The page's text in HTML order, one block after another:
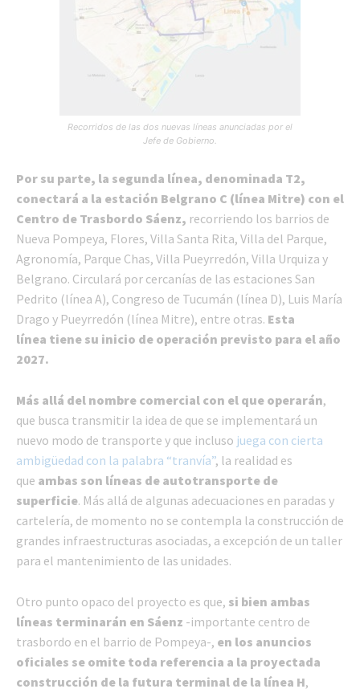
Recorridos de las dos nuevas líneas anunciadas por el
Jefe de Gobierno.
Por su parte, la segunda línea, denominada T2,
conectará a la estación Belgrano C (línea Mitre) con el
Centro de Trasbordo Sáenz, recorriendo los barrios de
Nueva Pompeya, Flores, Villa Santa Rita, Villa del Parque,
Agronomía, Parque Chas, Villa Pueyrredón, Villa Urquiza y
Belgrano. Circulará por cercanías de las estaciones San
Pedrito (línea A), Congreso de Tucumán (línea D), Luis María
Drago y Pueyrredón (línea Mitre), entre otras. Esta
línea tiene su inicio de operación previsto para el año
2027.
Más allá del nombre comercial con el que operarán,
que busca transmitir la idea de que se implementará un
nuevo modo de transporte y que incluso juega con cierta
ambigüedad con la palabra “tranvía”, la realidad es
que ambas son líneas de autotransporte de
superficie. Más allá de algunas adecuaciones en paradas y
cartelería, de momento no se contempla la construcción de
grandes infraestructuras asociadas, a excepción de un taller
para el mantenimiento de las unidades.
Otro punto opaco del proyecto es que, si bien ambas
líneas terminarán en Sáenz -importante centro de
trasbordo en el barrio de Pompeya-, en los anuncios
oficiales se omite toda referencia a la proyectada
construcción de la futura terminal de la línea H,